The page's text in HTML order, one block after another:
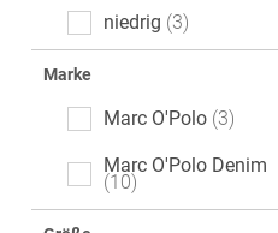
niedrig 3
Marke
Marc O'Polo 3
Marc O'Polo Denim
10